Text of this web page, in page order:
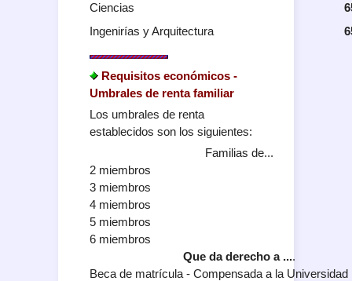
Ciencias
Ingenirías y Arquitectura
Requisitos económicos -
Umbrales de renta familiar
Los umbrales de renta
establecidos son los siguientes:
Familias de...
2 miembros
3 miembros
4 miembros
5 miembros
6 miembros
Que da derecho a ....
Beca de matrícula - Compensada a la Universidad